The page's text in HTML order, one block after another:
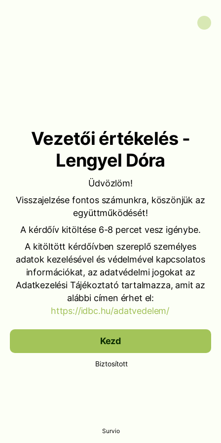
Vezetői értékelés -
Lengyel Dóra
Üdvözlöm!
Visszajelzése fontos számunkra, köszönjük az
együttműködését!
A kérdőív kitöltése 6-8 percet vesz igénybe.
A kitöltött kérdőívben szereplő személyes
adatok kezelésével és védelmével kapcsolatos
információkat, az adatvédelmi jogokat az
Adatkezelési Tájékoztató tartalmazza, amit az
alábbi címen érhet el:
https://idbc.hu/adatvedelem/
Kezd
Biztosított
Survio